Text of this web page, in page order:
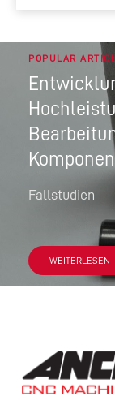
POPULAR
Fallstudien
WEITERLESEN